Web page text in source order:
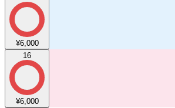
¥6,000
16
¥6,000